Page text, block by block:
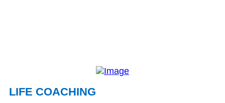
LIFE COACHING